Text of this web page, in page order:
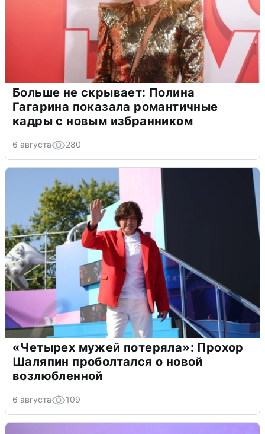
Больше не скрывает: Полина
Гагарина показала романтичные
кадры с новым избранником
6 августа 280
«Четырех мужей потеряла»: Прохор
Шаляпин проболтался о новой
возлюбленной
6 августа 109